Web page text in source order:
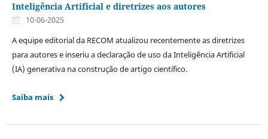
Inteligência Artificial e diretrizes aos autores
10-06-2025
A equipe editorial da RECOM atualizou recentemente as diretrizes
para autores e inseriu a declaração de uso da Inteligência Artificial
(IA) generativa na construção de artigo científico.
Saiba mais